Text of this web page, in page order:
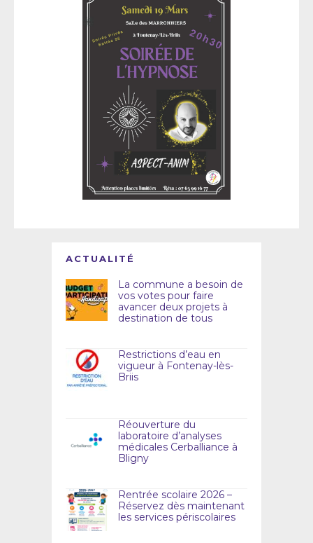
ACTUALITÉ
La commune a besoin de
vos votes pour faire
avancer deux projets à
destination de tous
Restrictions d’eau en
vigueur à Fontenay-lès-
Briis
Réouverture du
laboratoire d’analyses
médicales Cerballiance à
Bligny
Rentrée scolaire 2026 –
Réservez dès maintenant
les services périscolaires